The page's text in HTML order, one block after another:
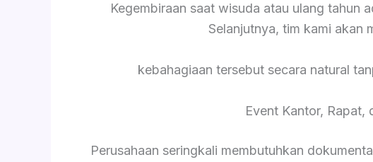
Kegembiraan saat wisuda atau ulang tahun
Selanjutnya, tim kami akan
kebahagiaan tersebut secara natural
Event Kantor, Rapat,
Perusahaan seringkali membutuhkan